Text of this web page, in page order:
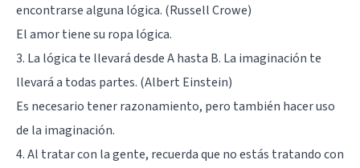
encontrarse alguna lógica. (Russell Crowe)
El amor tiene su ropa lógica.
3. La lógica te llevará desde A hasta B. La imaginación te
llevará a todas partes. (Albert Einstein)
Es necesario tener razonamiento, pero también hacer uso
de la imaginación.
4. Al tratar con la gente, recuerda que no estás tratando con